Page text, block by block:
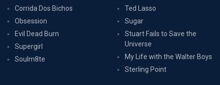
Corrida Dos Bichos
Obsession
Evil Dead Burn
Supergirl
Soulm8te
Ted Lasso
Sugar
Stuart Fails to Save the
Universe
My Life with the Walter Boys
Sterling Point